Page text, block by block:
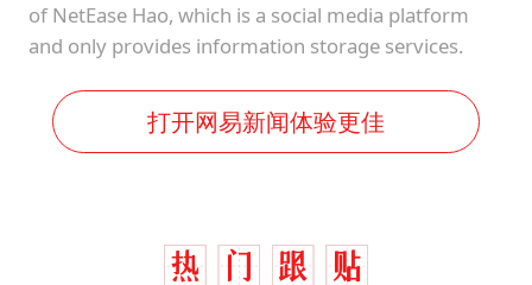
of NetEase Hao, which is a social media platform
and only provides information storage services.
打开网易新闻体验更佳